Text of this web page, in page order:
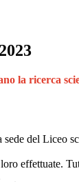
la ricerca
sede del Liceo
effettuate.